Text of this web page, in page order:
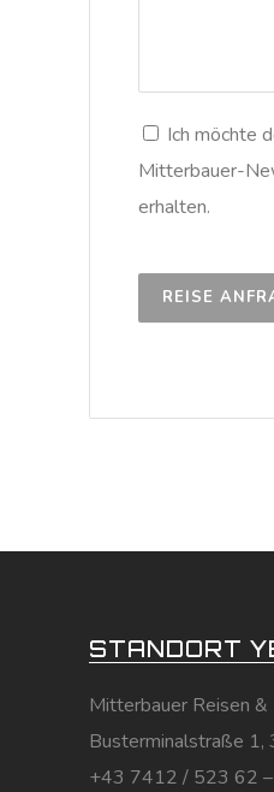
Ich möchte
Mitterbauer-
erhalten.
STANDORT
Mitterbauer Reisen
Busterminalstraße 1,
+43 7412 / 523 62